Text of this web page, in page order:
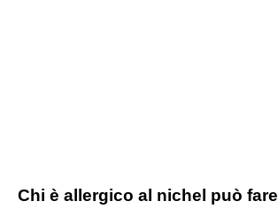
Chi è allergico al nichel può fare